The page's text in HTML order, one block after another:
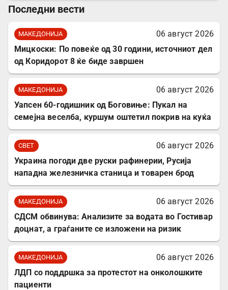
Последни вести
МАКЕДОНИЈА
06 август 2026
Мицкоски: По повеќе од 30 години, источниот дел
од Коридорот 8 ќе биде завршен
МАКЕДОНИЈА
06 август 2026
Уапсен 60-годишник од Боговиње: Пукал на
семејна веселба, куршум оштетил покрив на куќа
СВЕТ
06 август 2026
Украина погоди две руски рафинерии, Русија
нападна железничка станица и товарен брод
МАКЕДОНИЈА
06 август 2026
СДСМ обвинува: Анализите за водата во Гостивар
доцнат, а граѓаните се изложени на ризик
МАКЕДОНИЈА
06 август 2026
ЛДП со поддршка за протестот на онколошките
пациенти